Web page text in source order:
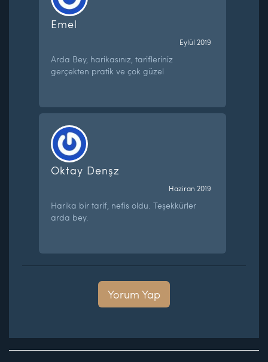
Emel
Eylül 2019
Arda Bey, harikasınız, tarifleriniz
gerçekten pratik ve çok güzel
Oktay Denşz
Haziran 2019
Harika bir tarif, nefis oldu. Teşekkürler
arda bey.
Yorum Yap